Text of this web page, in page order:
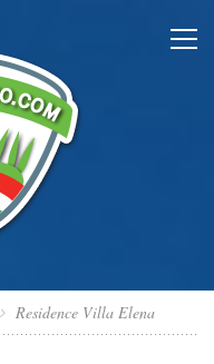
Residence Villa Elena